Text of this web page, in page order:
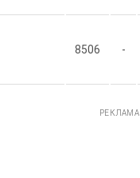
8506 -
РЕКЛАМА